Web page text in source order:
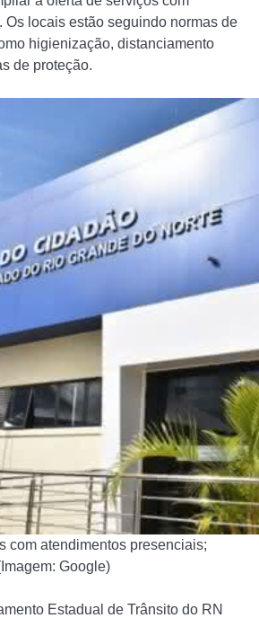
Os locais estão seguindo normas de
higienização, distanciamento
de proteção.
com atendimentos presenciais;
Google)
Estadual de Trânsito do RN